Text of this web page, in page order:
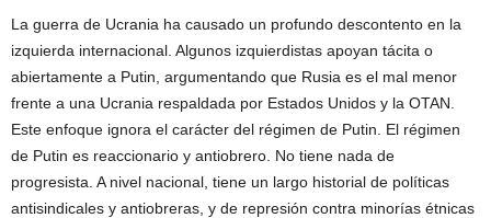
La guerra de Ucrania ha causado un profundo descontento en la
izquierda internacional. Algunos izquierdistas apoyan tácita o
abiertamente a Putin, argumentando que Rusia es el mal menor
frente a una Ucrania respaldada por Estados Unidos y la OTAN.
Este enfoque ignora el carácter del régimen de Putin. El régimen
de Putin es reaccionario y antiobrero. No tiene nada de
progresista. A nivel nacional, tiene un largo historial de políticas
antisindicales y antiobreras, y de represión contra minorías étnicas